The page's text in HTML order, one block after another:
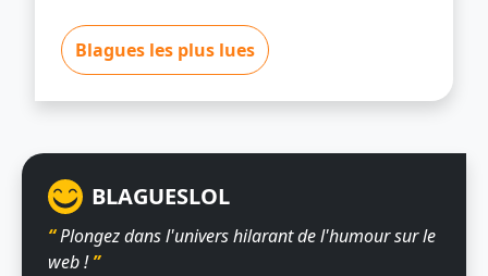
Blagues les plus lues
BLAGUESLOL
“Plongez dans l'univers hilarant de l'humour sur le
web !”